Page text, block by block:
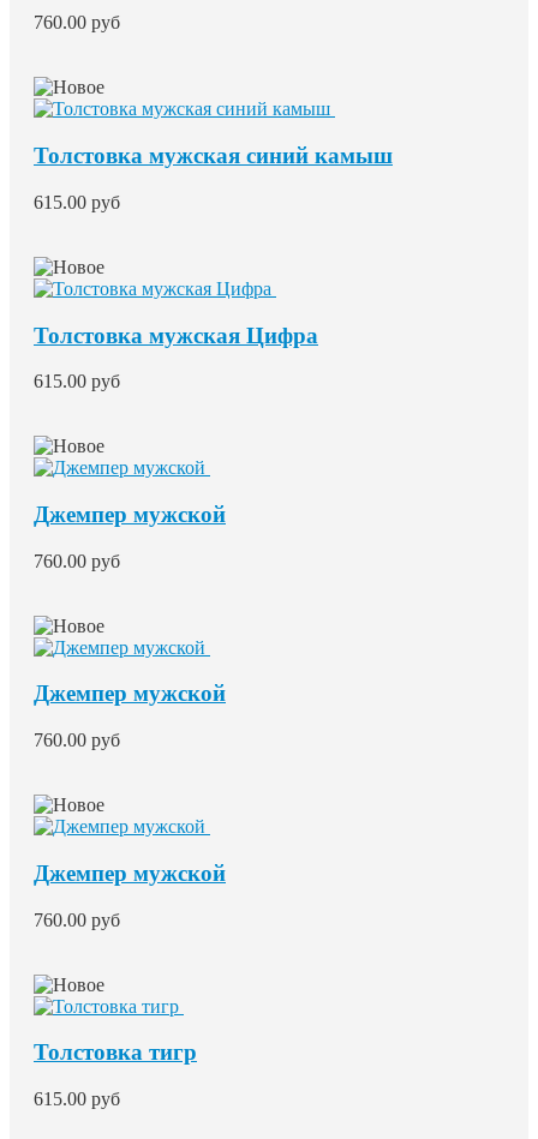
760.00 руб
Толстовка мужская синий камыш
615.00 руб
Толстовка мужская Цифра
615.00 руб
Джемпер мужской
760.00 руб
Джемпер мужской
760.00 руб
Джемпер мужской
760.00 руб
Толстовка тигр
615.00 руб